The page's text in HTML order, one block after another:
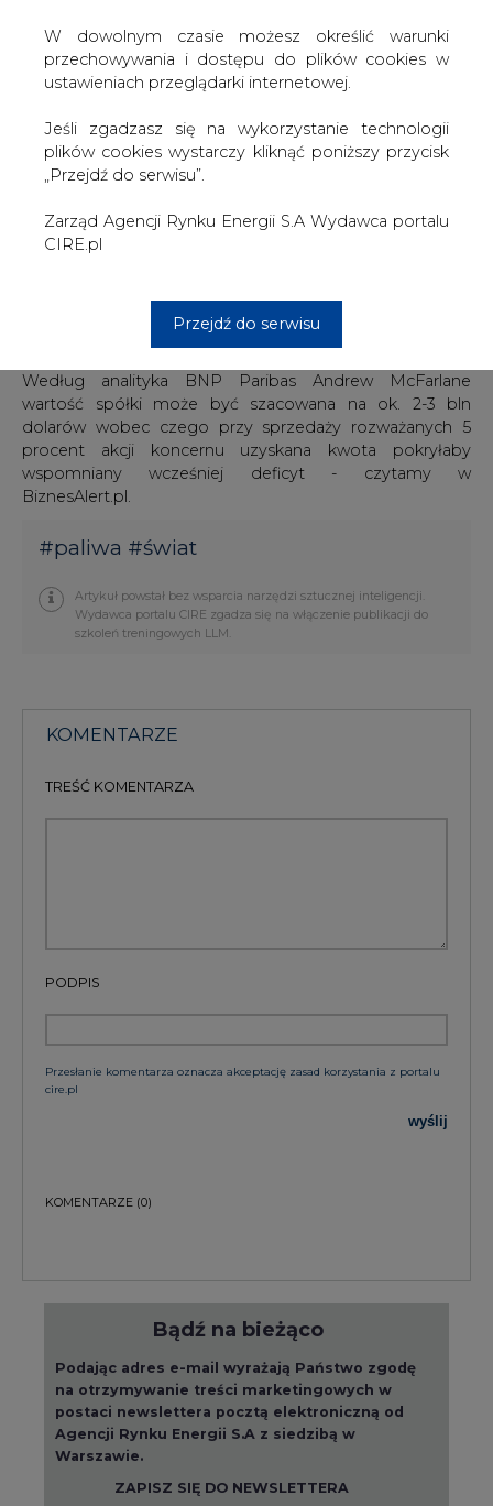
W dowolnym czasie możesz określić warunki
przechowywania i dostępu do plików cookies w
ustawieniach przeglądarki internetowej.
Jeśli zgadzasz się na wykorzystanie technologii
plików cookies wystarczy kliknąć poniższy przycisk
„Przejdź do serwisu”.
Zarząd Agencji Rynku Energii S.A Wydawca portalu
CIRE.pl
Przejdź do serwisu
Zdaniem analityków wielkość emisji saudyjskich obligacji i
ich rentowność będzie zależała od trzech czynników:
ceny ropy, poziom rezerw złota Rijadu oraz od
kierunki się zmniejszy do debiut Arabii na światowym
rynku dłużniczym może okazać się bardzo udany.
Jednakże w przypadku narastania kryzysu Saudyjczycy
miliardów dolarów i to na wysoki procent.
przynieść zapowiadana wcześniej emisja akcji
Według analityka BNP Paribas Andrew McFarlane
wartość spółki może być szacowana na ok. 2-3 bln
dolarów wobec czego przy sprzedaży rozważanych 5
procent akcji koncernu uzyskana kwota pokryłaby
wspomniany wcześniej deficyt - czytamy w
BiznesAlert.pl.
#paliwa #świat
Artykuł powstał bez wsparcia narzędzi sztucznej inteligencji.
Wydawca portalu CIRE zgadza się na włączenie publikacji do
szkoleń treningowych LLM.
KOMENTARZE
TREŚĆ KOMENTARZA
PODPIS
Przesłanie komentarza oznacza akceptację zasad korzystania z portalu
cire.pl
wyślij
KOMENTARZE (0)
Bądź na bieżąco
Podając adres e-mail wyrażają Państwo zgodę
na otrzymywanie treści marketingowych w
postaci newslettera pocztą elektroniczną od
Agencji Rynku Energii S.A z siedzibą w
Warszawie.
ZAPISZ SIĘ DO NEWSLETTERA